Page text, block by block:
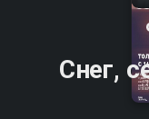
Снег,